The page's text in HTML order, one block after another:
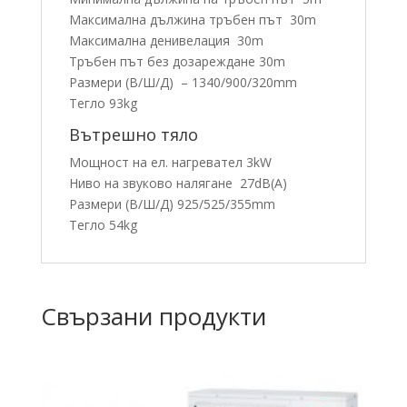
Максимална дължина тръбен път 30m
Максимална денивелация 30m
Тръбен път без дозареждане 30m
Размери (В/Ш/Д) – 1340/900/320mm
Тегло 93kg
Вътрешно тяло
Мощност на ел. нагревател 3kW
Ниво на звуково налягане 27dB(A)
Размери (В/Ш/Д) 925/525/355mm
Тегло 54kg
Свързани продукти